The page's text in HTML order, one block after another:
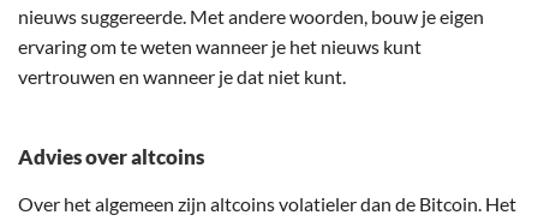
nieuws suggereerde. Met andere woorden, bouw je eigen
ervaring om te weten wanneer je het nieuws kunt
vertrouwen en wanneer je dat niet kunt.
Advies over altcoins
Over het algemeen zijn altcoins volatieler dan de Bitcoin. Het